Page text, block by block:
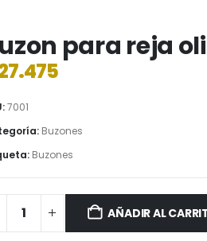
para reja
7001
Buzones
Buzones
AÑADIR AL